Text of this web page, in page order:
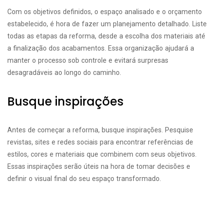
Com os objetivos definidos, o espaço analisado e o orçamento
estabelecido, é hora de fazer um planejamento detalhado. Liste
todas as etapas da reforma, desde a escolha dos materiais até
a finalização dos acabamentos. Essa organização ajudará a
manter o processo sob controle e evitará surpresas
desagradáveis ao longo do caminho.
Busque inspirações
Antes de começar a reforma, busque inspirações. Pesquise
revistas, sites e redes sociais para encontrar referências de
estilos, cores e materiais que combinem com seus objetivos.
Essas inspirações serão úteis na hora de tomar decisões e
definir o visual final do seu espaço transformado.